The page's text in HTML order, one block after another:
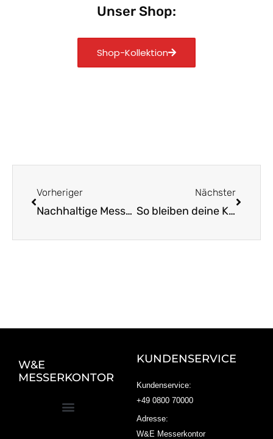
Unser Shop:
Shop-Kollektion
Vorheriger
Nachhaltige Messer aus Solingen: Tradition trifft Zukunft
Nächster
So bleiben deine Küchenmesser länger scharf und fit
W&E
MESSERKONTOR
KUNDENSERVICE
Kundenservice:
+49 0800 70000
Adresse:
W&E Messerkontor